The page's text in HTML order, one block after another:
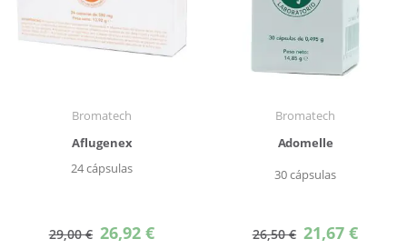
Bromatech
Aflugenex
24 cápsulas
29,00 € Precio
especial
26,92 €
Bromatech
Adomelle
30 cápsulas
26,50 € Precio
especial
21,67 €